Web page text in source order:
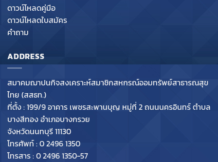
ดาวน์โหลดคู่มือ
ดาวน์โหลดใบสมัคร
คำถาม
ADDRESS
สมาคมฌาปนกิจสงเคราะห์สมาชิกสหกรณ์ออมทรัพย์สาธารณสุข
ไทย (สสธท.)
ที่ตั้ง : 199/9 อาคาร เพชรสะพานบุญ หมู่ที่ 2 ถนนนครอินทร์ ตำบล
บางสีทอง อำเภอบางกรวย
จังหวัดนนทบุรี 11130
โทรศัพท์ : 0 2496 1350
โทรสาร : 0 2496 1350-57